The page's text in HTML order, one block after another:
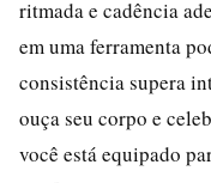
ritmada e cadência
em uma ferramenta
consistência supera
ouça seu corpo e
você está equipado